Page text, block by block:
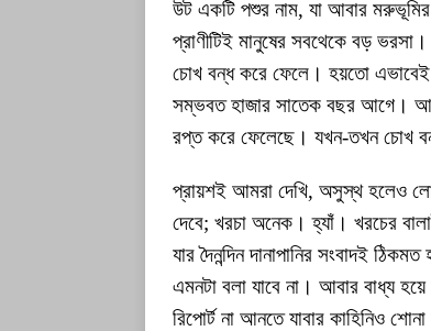
উট একটি পশুর নাম, যা আবার
প্রাণীটিই মানুষের সবথেকে বড়
চোখ বন্ধ করে ফেলে। হয়তো এভাবেই
সম্ভবত হাজার সাতেক বছর আগে। আর
রপ্ত করে ফেলেছে। যখন-তখন চোখ
প্রায়শই আমরা দেখি, অসুস্থ হলেও
দেবে; খরচা অনেক। হ্যাঁ। খরচের
যার দৈনন্দিন দানাপানির সংবাদই
এমনটা বলা যাবে না। আবার বাধ্য হয়ে
রিপোর্ট না আনতে যাবার কাহিনিও